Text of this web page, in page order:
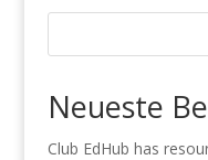
Neueste
Club EdHub has